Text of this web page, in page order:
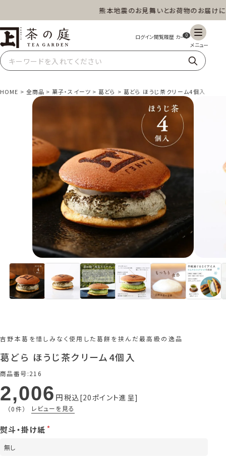
熊本地震のお見舞いとお荷物のお届けについ
茶の庭オンラインショップ 0
HOME 全商品 菓子・スイーツ 葛どら 葛どら ほうじ茶クリーム4個入
吉野本葛を惜しみなく使用した葛餅を挟んだ最高級の逸品
葛どら ほうじ茶クリーム4個入
商品番号 216
2,006 税込 20ポイント進呈
（0件） レビューを見る
熨斗・掛け紙